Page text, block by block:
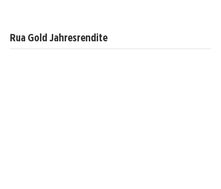
Rua Gold Jahresrendite